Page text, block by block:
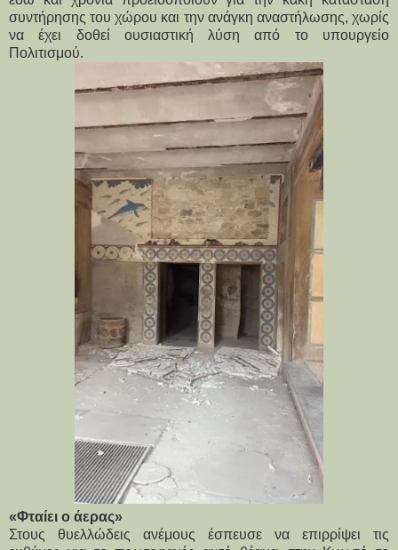
συντήρησης του χώρου και την ανάγκη αναστήλωσης, χωρίς
να έχει δοθεί ουσιαστική λύση από το υπουργείο
Πολιτισμού.
«Φταίει ο άερας»
Στους θυελλώδεις ανέμους έσπευσε να επιρρίψει τις